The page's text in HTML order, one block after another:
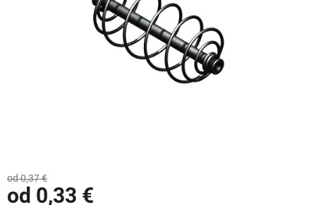
od 0,37 €
od 0,33 €